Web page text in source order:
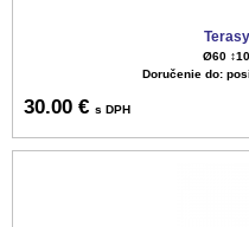
Ø60
Doručenie do:
30.00 € s DPH